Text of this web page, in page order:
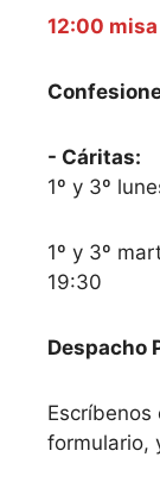
12:00
- Cáritas:
1º y 3º
1º y 3º
19:30
Despacho
formulario,